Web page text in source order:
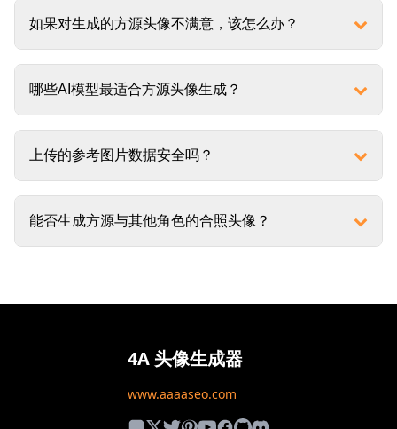
如果对生成的方源头像不满意，该怎么办？
哪些AI模型最适合方源头像生成？
上传的参考图片数据安全吗？
能否生成方源与其他角色的合照头像？
4A 头像生成器
www.aaaaseo.com